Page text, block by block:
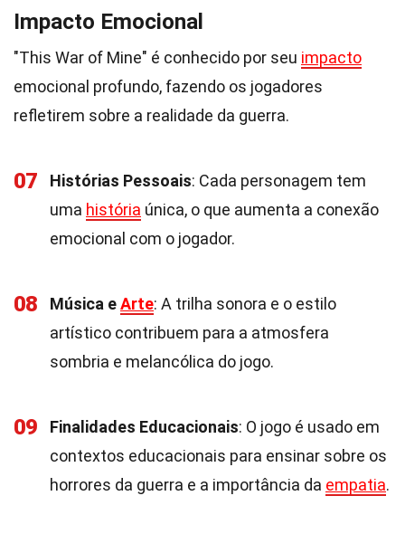
Impacto Emocional
"This War of Mine" é conhecido por seu impacto
emocional profundo, fazendo os jogadores
refletirem sobre a realidade da guerra.
07 Histórias Pessoais: Cada personagem tem
uma história única, o que aumenta a conexão
emocional com o jogador.
08 Música eArte: A trilha sonora e o estilo
artístico contribuem para a atmosfera
sombria e melancólica do jogo.
09 Finalidades Educacionais: O jogo é usado em
contextos educacionais para ensinar sobre os
horrores da guerra e a importância da empatia.